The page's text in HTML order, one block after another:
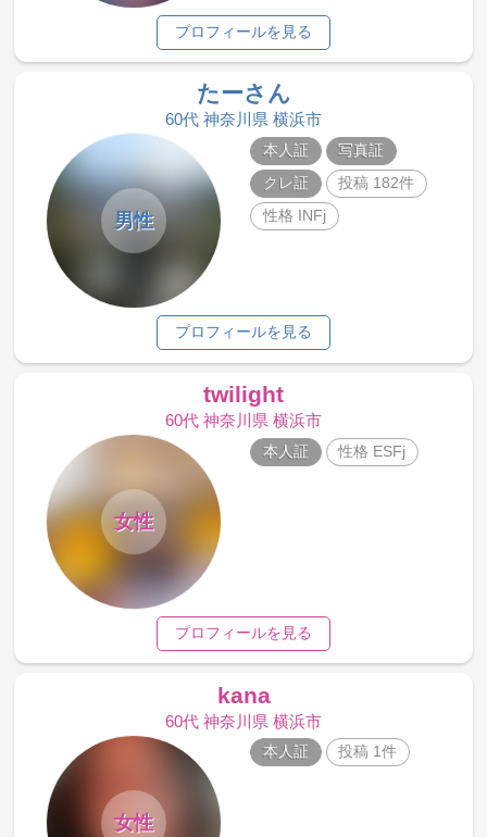
プロフィールを見る
たーさん
60代 神奈川県 横浜市
男性
本人証
写真証
クレ証
投稿 182件
性格 INFj
プロフィールを見る
twilight
60代 神奈川県 横浜市
女性
本人証 性格 ESFj
プロフィールを見る
kana
60代 神奈川県 横浜市
女性
本人証 投稿 1件